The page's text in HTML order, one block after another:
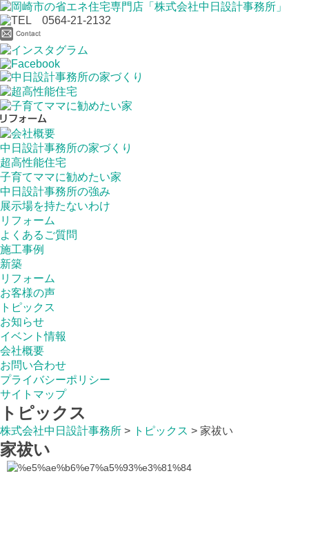
中日設計事務所の家づくり
超高性能住宅
子育てママに勧めたい家
中日設計事務所の強み
展示場を持たないわけ
リフォーム
よくあるご質問
施工事例
新築
リフォーム
お客様の声
トピックス
お知らせ
イベント情報
会社概要
お問い合わせ
プライバシーポリシー
サイトマップ
トピックス
株式会社中日設計事務所 > トピックス > 家祓い
家祓い